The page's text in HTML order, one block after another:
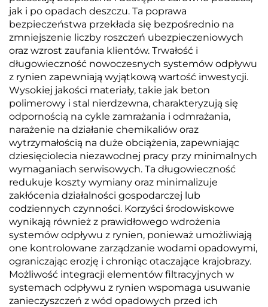
jak i po opadach deszczu. Ta poprawa
bezpieczeństwa przekłada się bezpośrednio na
zmniejszenie liczby roszczeń ubezpieczeniowych
oraz wzrost zaufania klientów. Trwałość i
długowieczność nowoczesnych systemów odpływu
z rynien zapewniają wyjątkową wartość inwestycji.
Wysokiej jakości materiały, takie jak beton
polimerowy i stal nierdzewna, charakteryzują się
odpornością na cykle zamrażania i odmrażania,
narażenie na działanie chemikaliów oraz
wytrzymałością na duże obciążenia, zapewniając
dziesięciolecia niezawodnej pracy przy minimalnych
wymaganiach serwisowych. Ta długowieczność
redukuje koszty wymiany oraz minimalizuje
zakłócenia działalności gospodarczej lub
codziennych czynności. Korzyści środowiskowe
wynikają również z prawidłowego wdrożenia
systemów odpływu z rynien, ponieważ umożliwiają
one kontrolowane zarządzanie wodami opadowymi,
ograniczając erozję i chroniąc otaczające krajobrazy.
Możliwość integracji elementów filtracyjnych w
systemach odpływu z rynien wspomaga usuwanie
zanieczyszczeń z wód opadowych przed ich